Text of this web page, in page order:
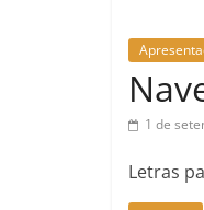
1 de
Letras